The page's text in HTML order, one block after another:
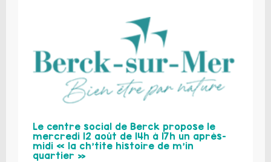
Le centre social de Berck propose le
mercredi 12 août de 14h à 17h un après-
midi « la ch’tite histoire de m’in
quartier »